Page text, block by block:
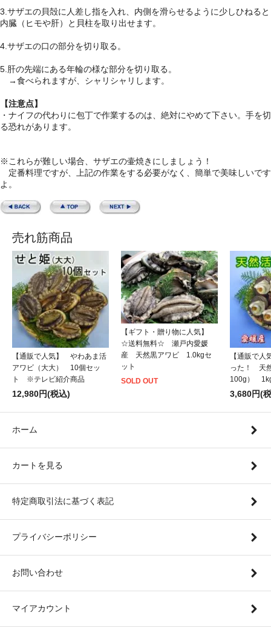
3.サザエの貝殻に人差し指を入れ、内側を滑らせるように少しひねると
内臓（ヒモや肝）と貝柱を取り出せます。
4.サザエの口の部分を切り取る。
5.肝の先端にある年輪の様な部分を切り取る。
→食べられますが、シャリシャリします。
【注意点】
・ナイフの代わりに包丁で作業するのは、絶対にやめて下さい。手を切
る恐れがあります。
※これらが難しい場合、サザエの壷焼きにしましょう！
定番料理ですが、上記の作業をする必要がなく、簡単で美味しいです
よ。
売れ筋商品
【通販で人気】 やわあま活
アワビ（大大） 10個セッ
ト ※テレビ紹介商品
12,980円(税込)
【ギフト・贈り物に人気】
☆送料無料☆ 瀬戸内愛媛
産 天然黒アワビ 1.0kgセ
ット
SOLD OUT
【通販で
った！ 天
100g）
3,680円(
ホーム
カートを見る
特定商取引法に基づく表記
プライバシーポリシー
お問い合わせ
マイアカウント